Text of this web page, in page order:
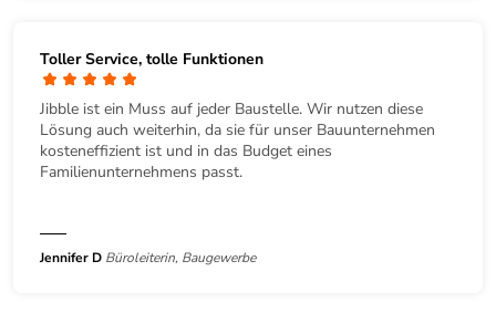
Toller Service, tolle Funktionen
Jibble ist ein Muss auf jeder Baustelle. Wir nutzen diese
Lösung auch weiterhin, da sie für unser Bauunternehmen
kosteneffizient ist und in das Budget eines
Familienunternehmens passt.
Jennifer D Büroleiterin, Baugewerbe